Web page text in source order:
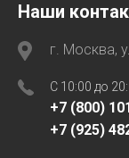
Наши
г. Москва,
C 10:00 до
+7 (800)
+7 (925)